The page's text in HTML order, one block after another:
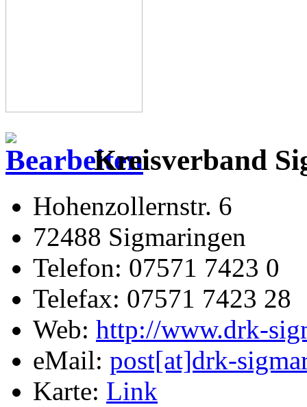
Kreisverband
Hohenzollernstr. 6
72488 Sigmaringen
Telefon: 07571 7423 0
Telefax: 07571 7423 28
Web: http://www.drk-
eMail: post[at]drk-
Karte: Link